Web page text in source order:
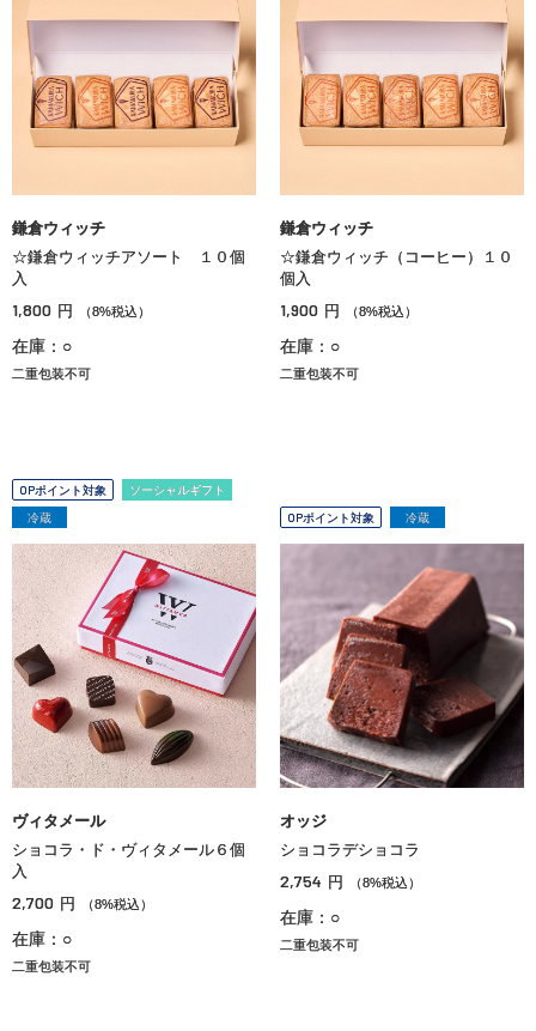
鎌倉ウィッチ
☆鎌倉ウィッチアソート １０個
入
1,800 円 （8%税込）
在庫：○
二重包装不可
鎌倉ウィッチ
☆鎌倉ウィッチ（コーヒー）１０
個入
1,900 円 （8%税込）
在庫：○
二重包装不可
OPポイント対象
ソーシャルギフト
冷蔵
ヴィタメール
ショコラ・ド・ヴィタメール６個
入
2,700 円 （8%税込）
在庫：○
二重包装不可
OPポイント対象 冷蔵
オッジ
ショコラデショコラ
2,754 円 （8%税込）
在庫：○
二重包装不可